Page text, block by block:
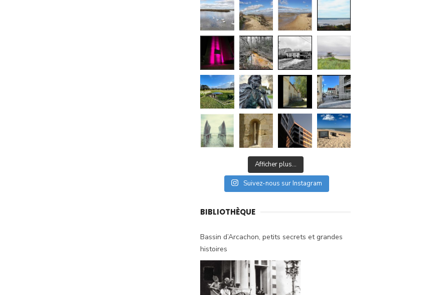
Afficher plus...
Suivez-nous sur Instagram
BIBLIOTHÈQUE
Bassin d’Arcachon, petits secrets et grandes
histoires